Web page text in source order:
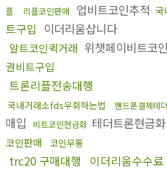
플
리플코인판매 업비트코인추적 국
트구입 이더리움삽니다
알트코인퀵거래 위챗페이비트코
권비트구입
트론리플전송대행
국내거래소fds우회하는법 핸드폰결제테
매입
비트코인현금화 테더트론현금화
코인판매
코인무통
trc20 구매대행 이더리움수수료